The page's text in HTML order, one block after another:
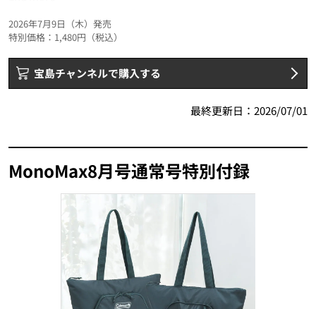
2026年7月9日（木）発売
特別価格：1,480円（税込）
宝島チャンネルで購入する
最終更新日：2026/07/01
MonoMax8月号通常号特別付録